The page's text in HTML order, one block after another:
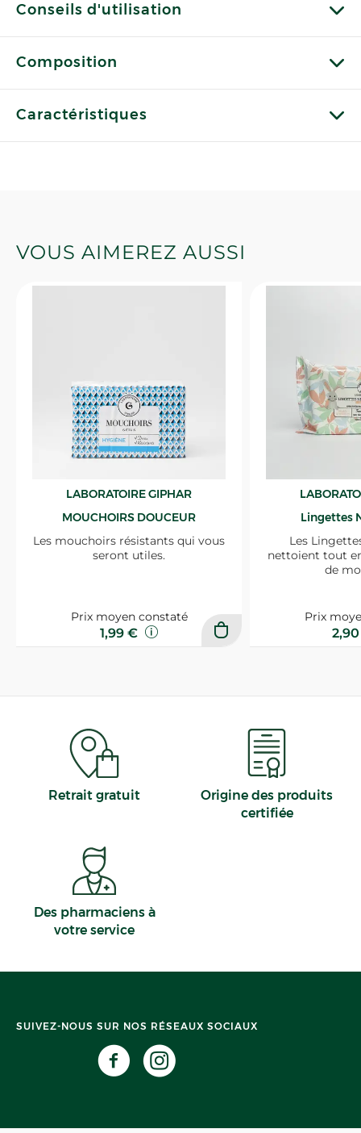
Conseils d'utilisation
Composition
Caractéristiques
VOUS AIMEREZ AUSSI
LABORATOIRE GIPHAR
MOUCHOIRS DOUCEUR
Les mouchoirs résistants qui vous
seront utiles.
Prix moyen constaté
1,99 €
Lingettes
Les
nettoient tout
de
Prix
Retrait gratuit
Origine des produits
certifiée
Des pharmaciens à
votre service
SUIVEZ-NOUS SUR NOS RÉSEAUX SOCIAUX